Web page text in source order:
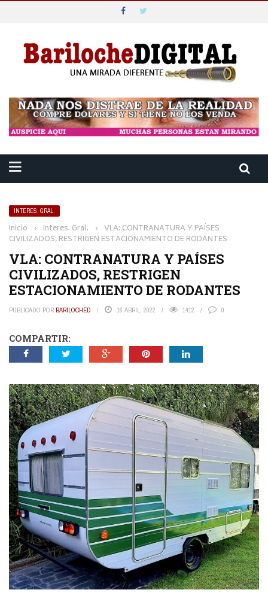
INTERES. GRAL.
Inicio › Interes. Gral. › VLA: CONTRANATURA Y PAÍSES
CIVILIZADOS, RESTRIGEN ESTACIONAMIENTO DE RODANTES
VLA: CONTRANATURA Y PAÍSES
CIVILIZADOS, RESTRIGEN
ESTACIONAMIENTO DE RODANTES
PUBLICADO POR BARILOCHED 16 ABRIL, 2022 1412 0
COMPARTIR: